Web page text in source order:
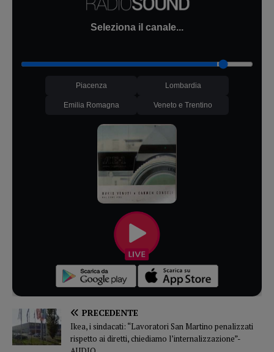
Seleziona il canale...
Piacenza Lombardia
Emilia Romagna Veneto e Trentino
PRECEDENTE
Ikea, i sindacati: “Lavoratori San Martino penalizzati
rispetto ai diretti, chiediamo l’internalizzazione”-